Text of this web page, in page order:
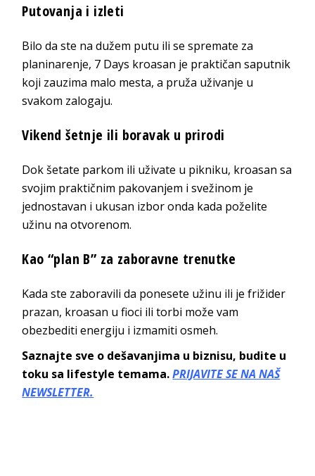
Putovanja i izleti
Bilo da ste na dužem putu ili se spremate za
planinarenje, 7 Days kroasan je praktičan saputnik
koji zauzima malo mesta, a pruža uživanje u
svakom zalogaju.
Vikend šetnje ili boravak u prirodi
Dok šetate parkom ili uživate u pikniku, kroasan sa
svojim praktičnim pakovanjem i svežinom je
jednostavan i ukusan izbor onda kada poželite
užinu na otvorenom.
Kao “plan B” za zaboravne trenutke
Kada ste zaboravili da ponesete užinu ili je frižider
prazan, kroasan u fioci ili torbi može vam
obezbediti energiju i izmamiti osmeh.
Saznajte sve o dešavanjima u biznisu, budite u
toku sa lifestyle temama.PRIJAVITE SE NA NAŠ
NEWSLETTER.